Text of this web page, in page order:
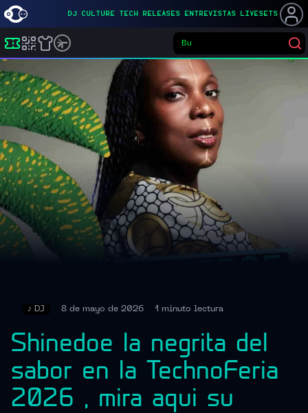
DJ CULTURE TECH RELEASES ENTREVISTAS LIVESETS
Busca
Buscar eventos
♪ DJ 8 de mayo de 2026 1 minuto lectura
Shinedoe la negrita del
sabor en la TechnoFeria
2026 , mira aqui su